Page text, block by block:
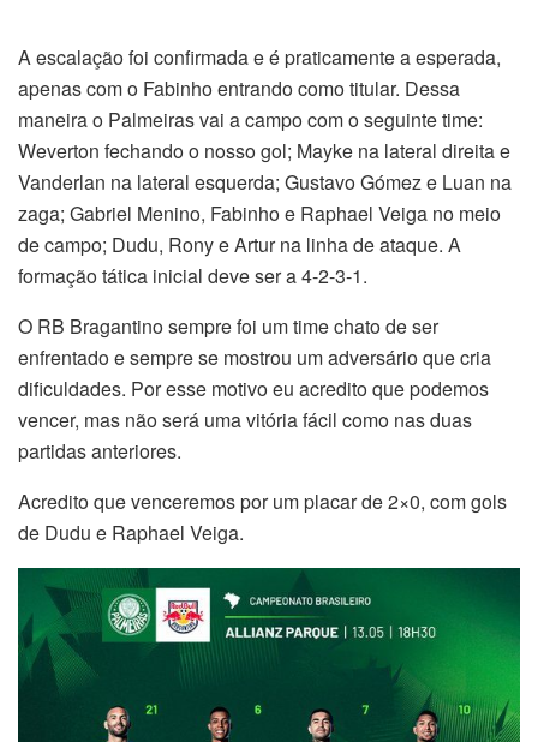
A escalação foi confirmada e é praticamente a esperada,
apenas com o Fabinho entrando como titular. Dessa
maneira o Palmeiras vai a campo com o seguinte time:
Weverton fechando o nosso gol; Mayke na lateral direita e
Vanderlan na lateral esquerda; Gustavo Gómez e Luan na
zaga; Gabriel Menino, Fabinho e Raphael Veiga no meio
de campo; Dudu, Rony e Artur na linha de ataque. A
formação tática inicial deve ser a 4-2-3-1.
O RB Bragantino sempre foi um time chato de ser
enfrentado e sempre se mostrou um adversário que cria
dificuldades. Por esse motivo eu acredito que podemos
vencer, mas não será uma vitória fácil como nas duas
partidas anteriores.
Acredito que venceremos por um placar de 2×0, com gols
de Dudu e Raphael Veiga.